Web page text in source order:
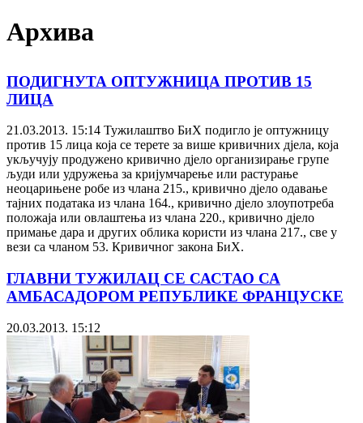
Архива
ПОДИГНУТА ОПТУЖНИЦА ПРОТИВ 15
ЛИЦА
21.03.2013. 15:14 Тужилаштво БиХ подигло је оптужницу
против 15 лица која се терете за више кривичних дјела, која
укључују продужено кривично дјело организирање групе
људи или удружења за кријумчарење или растурање
неоцарињене робе из члана 215., кривично дјело одавање
тајних података из члана 164., кривично дјело злоупотреба
положаја или овлаштења из члана 220., кривично дјело
примање дара и других облика користи из члана 217., све у
вези са чланом 53. Кривичног закона БиХ.
ГЛАВНИ ТУЖИЛАЦ СЕ САСТАО СА
АМБАСАДОРОМ РЕПУБЛИКЕ ФРАНЦУСКЕ
20.03.2013. 15:12